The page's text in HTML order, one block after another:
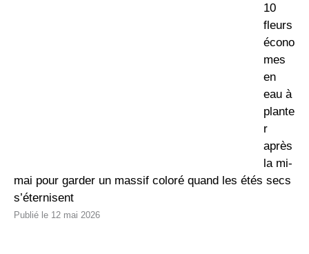
10
fleurs
écono
mes
en
eau à
plante
r
après
la mi-
mai pour garder un massif coloré quand les étés secs
s’éternisent
12 mai 2026